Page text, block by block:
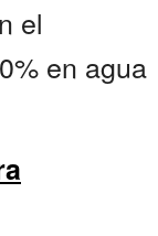
el
en agua